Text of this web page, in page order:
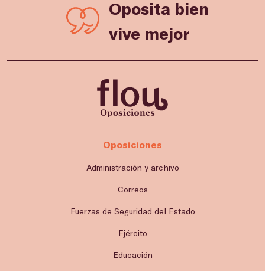
Oposita bien
vive mejor
Oposiciones
Administración y archivo
Correos
Fuerzas de Seguridad del Estado
Ejército
Educación